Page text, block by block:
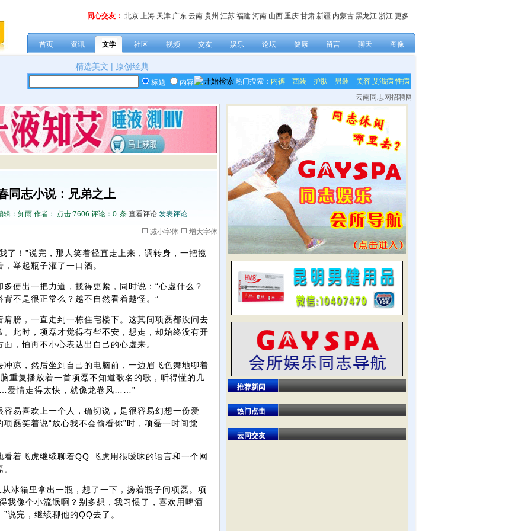
同心交友： 北京 上海 天津 广东 云南 贵州 江苏 福建 河南 山西 重庆 甘肃 新疆 内蒙古 黑龙江 浙江 更多...
首页 资讯 文学 社区 视频 交友 娱乐 论坛 健康 留言 聊天 图像
精选美文 | 原创经典
标题 内容 热门搜索： 内裤 西装 护肤 男装 美容 艾滋病 性病
云南同志网招聘网站各栏目内容编辑，网站技术及美工
同志小说：兄弟之上
辑：知雨 作者： 点击:7606 评论： 0 条 查看评论 发表评论
减小字体 增大字体
了！”说完，那人笑着径直走上来，调转身，一把揽
举起瓶子灌了一口酒。
使出一把力道，揽得更紧，同时说：“心虚什么？
背不是很正常么？越不自然看着越怪。”
膀，一直走到一栋住宅楼下。这其间项磊都没问去
此时，项磊才觉得有些不安，想走，却始终没有开
，怕再不小心表达出自己的心虚来。
凉，然后坐到自己的电脑前，一边眉飞色舞地聊着
重复播放着一首项磊不知道歌名的歌，听得懂的几
爱情走得太快，就像龙卷风……”
易喜欢上一个人，确切说，是很容易幻想一份爱
磊笑着说“放心我不会偷看你”时，项磊一时间觉
着飞虎继续聊着QQ.飞虎用很暧昧的语言和一个网
冰箱里拿出一瓶，想了一下，扬着瓶子问项磊。项
我像个小流氓啊？别多想，我习惯了，喜欢用啤酒
说完，继续聊他的QQ去了。
推荐新闻
热门点击
云同交友